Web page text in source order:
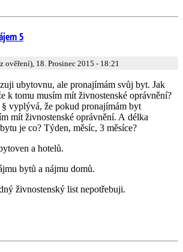
5
ověření), 18. Prosinec 2015 - 18:21
ubytovnu, ale pronajímám svůj byt. Jak
k tomu musím mít živnostenské oprávnění?
§ vyplývá, že pokud pronajímám byt
mít živnostenské oprávnění. A délka
je co? Týden, měsíc, 3 měsíce?
a hotelů.
bytů a nájmu domů.
živnostenský list nepotřebuji.